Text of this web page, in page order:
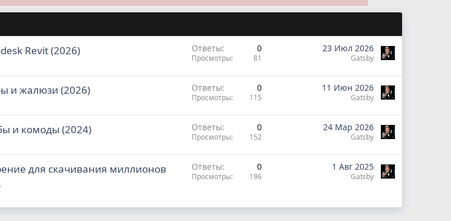
Revit (2026) Ответы 0
Просмотры 81
23 Июл 2026
Gatsby
и жалюзи (2026) Ответы 0
Просмотры 115
11 Июн 2026
Gatsby
и комоды (2024) Ответы 0
Просмотры 152
24 Мар 2026
Gatsby
для скачивания миллионов
Ответы 0
Просмотры 196
1 Авг 2025
Gatsby